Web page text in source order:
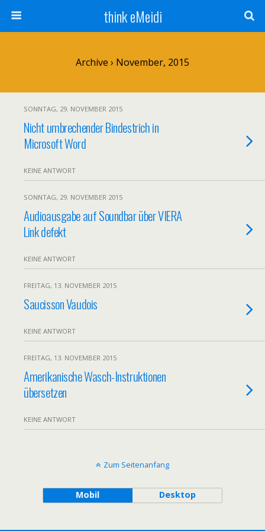
think eMeidi
Archive › November, 2015
SONNTAG, 29. NOVEMBER 2015
Nicht umbrechender Bindestrich in
Microsoft Word
KEINE ANTWORT
SONNTAG, 29. NOVEMBER 2015
Audioausgabe auf Soundbar über VIERA
Link defekt
KEINE ANTWORT
FREITAG, 13. NOVEMBER 2015
Saucisson Vaudois
KEINE ANTWORT
FREITAG, 13. NOVEMBER 2015
Amerikanische Wasch-Instruktionen
übersetzen
KEINE ANTWORT
Zum Seitenanfang
Mobil Desktop